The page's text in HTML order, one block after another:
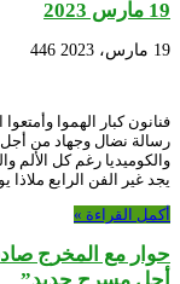
19 مارس 2023
19 مارس، 2023 446
فنانون كبار الهموا
رسالة نضال وجهاد من أجل
والكوميديا رغم كل الألم
يجد غير الفن الرابع
أكمل القراءة »
حوار مع المخرج